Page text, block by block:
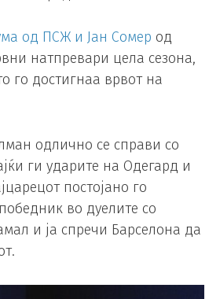
од ПСЖ и Јан Сомер од
натпревари цела сезона,
го достигнаа врвот на
одлично се справи со
ги ударите на Одегард и
постојано го
во дуелите со
и ја спречи Барселона да